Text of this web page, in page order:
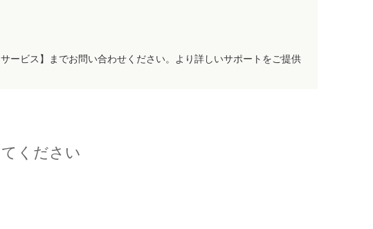
ービス】までお問い合わせください。より詳しいサポートをご提供
ください